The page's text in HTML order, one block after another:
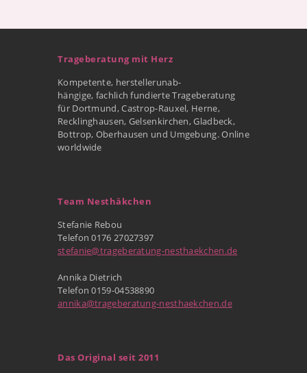
Trageberatung mit Herz
Kompetente, herstellerunab-
hängige, fachlich fundierte Trageberatung
für Dortmund, Castrop-Rauxel, Herne,
Recklinghausen, Gelsenkirchen, Gladbeck,
Bottrop, Oberhausen und Umgebung. Online
worldwide
Team Nesthäkchen
Stefanie Rebou
Telefon 0176 27027397
stefanie@trageberatung-nesthaekchen.de
Annika Dietrich
Telefon 0159-04538890
annika@trageberatung-nesthaekchen.de
Das Original seit 2011